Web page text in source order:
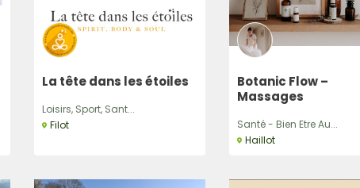
La tête dans les étoiles
Loisirs, Sport, Sant...
Filot
Botanic Flow –
Massages
Santé - Bien Etre Au...
Haillot